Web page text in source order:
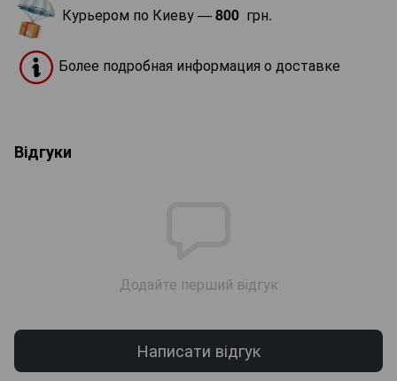
Курьером по Киеву —800 грн.
Более подробная информация о доставке
Відгуки
Додайте перший відгук
Написати відгук